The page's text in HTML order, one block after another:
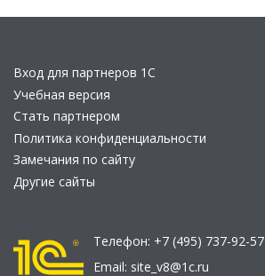
Вход для партнеров 1С
Учебная версия
Стать партнером
Политика конфиденциальности
Замечания по сайту
Другие сайты
Телефон: +7 (495) 737-92-57
Email: site_v8@1c.ru